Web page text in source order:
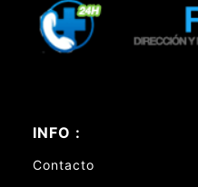
INFO :
Contacto